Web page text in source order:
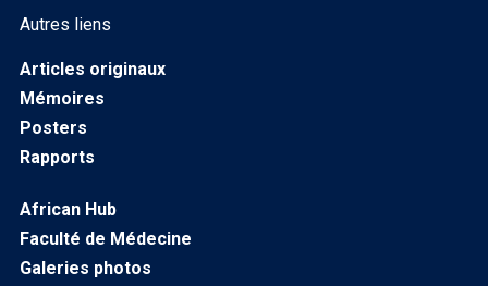
Autres liens
Articles originaux
Mémoires
Posters
Rapports
African Hub
Faculté de Médecine
Galeries photos